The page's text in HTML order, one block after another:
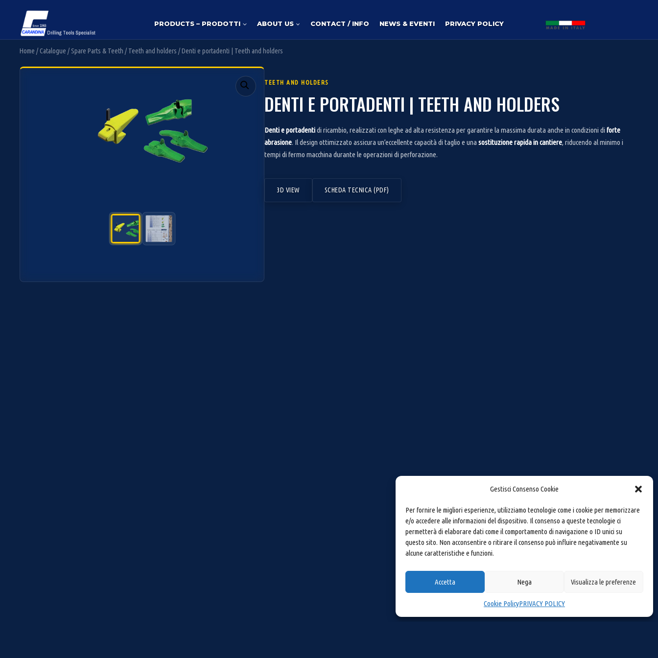
Gestisci Consenso Cookie
Per fornire le migliori esperienze, utilizziamo tecnologie come i cookie per memorizzare
e/o accedere alle informazioni del dispositivo. Il consenso a queste tecnologie ci
permetterà di elaborare dati come il comportamento di navigazione o ID unici su
questo sito. Non acconsentire o ritirare il consenso può influire negativamente su
alcune caratteristiche e funzioni.
Accetta Nega Visualizza le preferenze
Cookie PolicyPRIVACY POLICY
contenuto
PRODUCTS – PRODOTTI ABOUT US CONTACT / INFO NEWS & EVENTI PRIVACY POLICY
Home / Catalogue / Spare Parts & Teeth / Teeth and holders / Denti e portadenti | Teeth and holders
TEETH AND HOLDERS
DENTI E PORTADENTI | TEETH AND HOLDERS
Denti e portadentidi ricambio, realizzati con leghe ad alta resistenza per garantire la massima durata anche in condizioni diforte
abrasione. Il design ottimizzato assicura un’eccellente capacità di taglio e unasostituzione rapida in cantiere, riducendo al minimo i
tempi di fermo macchina durante le operazioni di perforazione.
3D VIEW SCHEDA TECNICA (PDF)